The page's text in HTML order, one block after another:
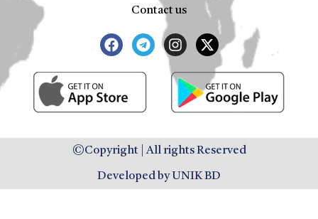
Contact us
©Copyright | All rights Reserved
Developed by UNIK BD